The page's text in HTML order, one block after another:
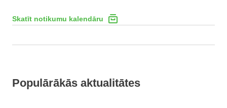
Skatīt notikumu kalendāru
Populārākās aktualitātes